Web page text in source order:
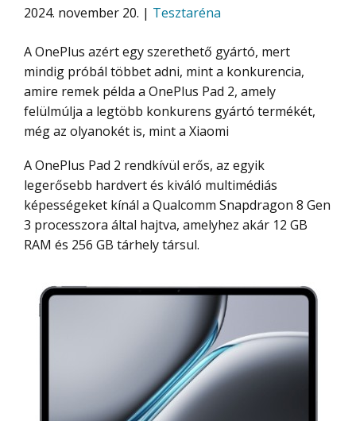
2024. november 20. | Tesztaréna
A OnePlus azért egy szerethető gyártó, mert
mindig próbál többet adni, mint a konkurencia,
amire remek példa a OnePlus Pad 2, amely
felülmúlja a legtöbb konkurens gyártó termékét,
még az olyanokét is, mint a Xiaomi
A OnePlus Pad 2 rendkívül erős, az egyik
legerősebb hardvert és kiváló multimédiás
képességeket kínál a Qualcomm Snapdragon 8 Gen
3 processzora által hajtva, amelyhez akár 12 GB
RAM és 256 GB tárhely társul.